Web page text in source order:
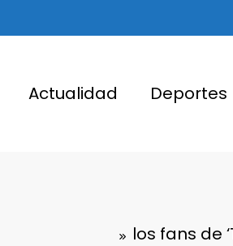
Actualidad Deportes
los fans de